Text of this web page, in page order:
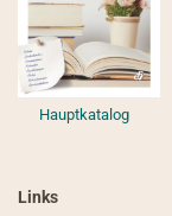
Hauptkatalog
Links